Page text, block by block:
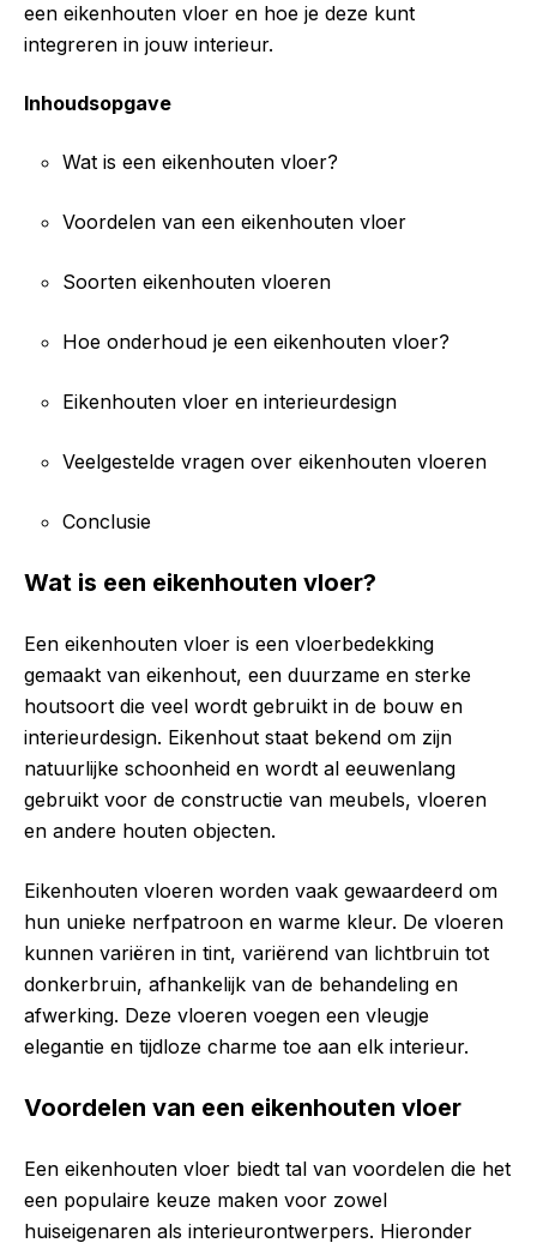
een eikenhouten vloer en hoe je deze kunt
integreren in jouw interieur.
Inhoudsopgave
Wat is een eikenhouten vloer?
Voordelen van een eikenhouten vloer
Soorten eikenhouten vloeren
Hoe onderhoud je een eikenhouten vloer?
Eikenhouten vloer en interieurdesign
Veelgestelde vragen over eikenhouten vloeren
Conclusie
Wat is een eikenhouten vloer?
Een eikenhouten vloer is een vloerbedekking
gemaakt van eikenhout, een duurzame en sterke
houtsoort die veel wordt gebruikt in de bouw en
interieurdesign. Eikenhout staat bekend om zijn
natuurlijke schoonheid en wordt al eeuwenlang
gebruikt voor de constructie van meubels, vloeren
en andere houten objecten.
Eikenhouten vloeren worden vaak gewaardeerd om
hun unieke nerfpatroon en warme kleur. De vloeren
kunnen variëren in tint, variërend van lichtbruin tot
donkerbruin, afhankelijk van de behandeling en
afwerking. Deze vloeren voegen een vleugje
elegantie en tijdloze charme toe aan elk interieur.
Voordelen van een eikenhouten vloer
Een eikenhouten vloer biedt tal van voordelen die het
een populaire keuze maken voor zowel
huiseigenaren als interieurontwerpers. Hieronder